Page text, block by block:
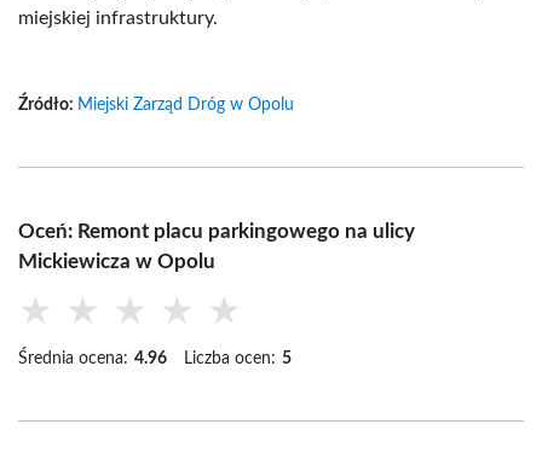
miejskiej infrastruktury.
Źródło: Miejski Zarząd Dróg w Opolu
Oceń: Remont placu parkingowego na ulicy
Mickiewicza w Opolu
★ ★ ★ ★ ★
Średnia ocena: 4.96 Liczba ocen: 5